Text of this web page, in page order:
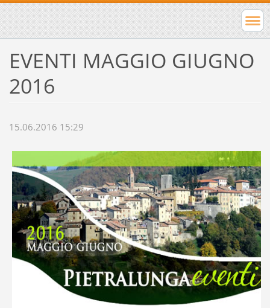
EVENTI MAGGIO GIUGNO
2016
15.06.2016 15:29